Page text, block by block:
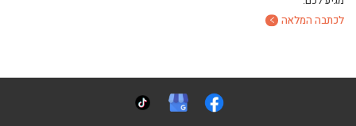
לכתבה המלאה